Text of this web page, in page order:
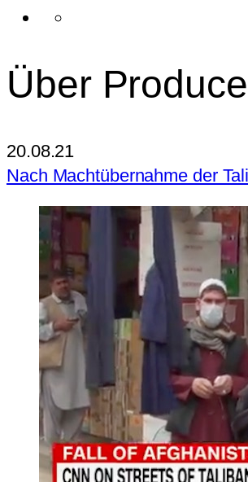
Über
20.08.21
Nach Machtübernahme der